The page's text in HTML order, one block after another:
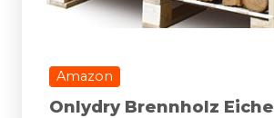
Amazon
Onlydry Brennholz Eiche